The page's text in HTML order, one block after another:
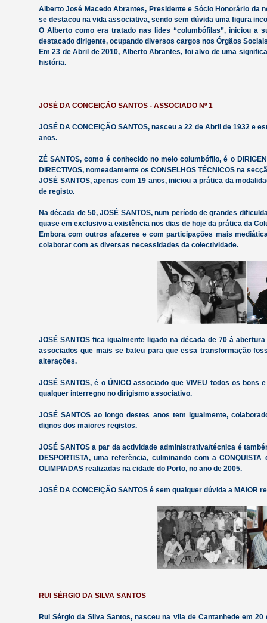
Alberto José Macedo Abrantes, Presidente e Sócio Honorário da
se destacou na vida associativa, sendo sem dúvida uma figura
O Alberto como era tratado nas lides “columbófilas”, iniciou a
destacado dirigente, ocupando diversos cargos nos Órgãos
Em 23 de Abril de 2010, Alberto Abrantes, foi alvo de uma
história.
JOSÉ DA CONCEIÇÃO SANTOS - ASSOCIADO Nº 1
JOSÉ DA CONCEIÇÃO SANTOS, nasceu a 22 de Abril de 1932 e
anos.
ZÉ SANTOS, como é conhecido no meio columbófilo, é o
DIRECTIVOS, nomeadamente os CONSELHOS TÉCNICOS na
JOSÉ SANTOS, apenas com 19 anos, iniciou a prática da
de registo.
Na década de 50, JOSÉ SANTOS, num período de grandes
quase em exclusivo a existência nos dias de hoje da prática da
Embora com outros afazeres e com participações mais
colaborar com as diversas necessidades da colectividade.
JOSÉ SANTOS fica igualmente ligado na década de 70 á
associados que mais se bateu para que essa transformação
alterações.
JOSÉ SANTOS, é o ÚNICO associado que VIVEU todos os
qualquer interregno no dirigismo associativo.
JOSÉ SANTOS ao longo destes anos tem igualmente,
dignos dos maiores registos.
JOSÉ SANTOS a par da actividade administrativa/técnica é
DESPORTISTA, uma referência, culminando com a
OLIMPIADAS realizadas na cidade do Porto, no ano de 2005.
JOSÉ DA CONCEIÇÃO SANTOS é sem qualquer dúvida a MAIOR
RUI SÉRGIO DA SILVA SANTOS
Rui Sérgio da Silva Santos, nasceu na vila de Cantanhede em